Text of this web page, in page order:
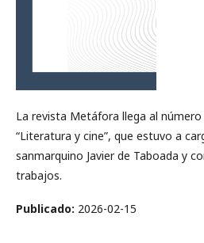
La revista Metáfora llega al
“Literatura y cine”, que estuvo a
sanmarquino Javier de Taboada y
trabajos.
Publicado: 2026-02-15